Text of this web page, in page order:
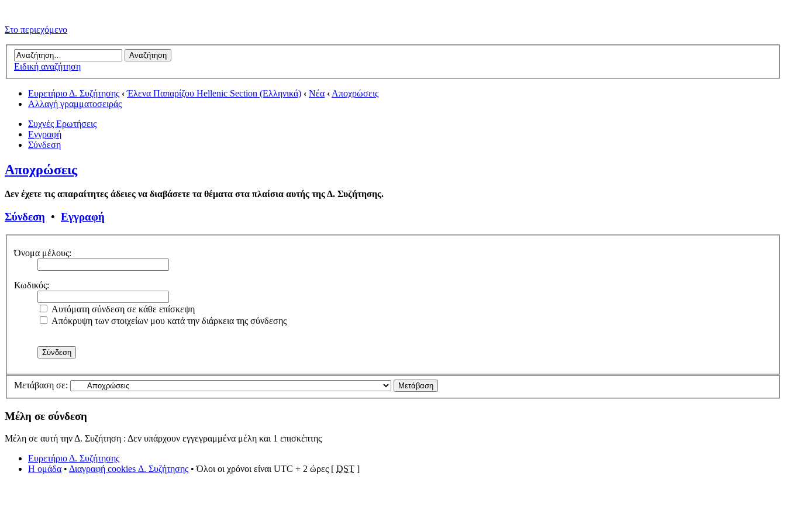
Στο περιεχόμενο
Ειδική αναζήτηση
Ευρετήριο Δ. Συζήτησης ‹ Έλενα Παπαρίζου Hellenic Section (Ελληνικά) ‹ Νέα ‹ Αποχρώσεις
Αλλαγή γραμματοσειράς
Συχνές Ερωτήσεις
Εγγραφή
Σύνδεση
Αποχρώσεις
Δεν έχετε τις απαραίτητες άδειες να διαβάσετε τα θέματα στα πλαίσια αυτής της Δ. Συζήτησης.
Σύνδεση • Εγγραφή
Όνομα μέλους:
Κωδικός:
Αυτόματη σύνδεση σε κάθε επίσκεψη
Απόκρυψη των στοιχείων μου κατά την διάρκεια της σύνδεσης
Μετάβαση σε:
Μέλη σε σύνδεση
Μέλη σε αυτή την Δ. Συζήτηση : Δεν υπάρχουν εγγεγραμμένα μέλη και 1 επισκέπτης
Ευρετήριο Δ. Συζήτησης
Η ομάδα • Διαγραφή cookies Δ. Συζήτησης • Όλοι οι χρόνοι είναι UTC + 2 ώρες [ DST ]